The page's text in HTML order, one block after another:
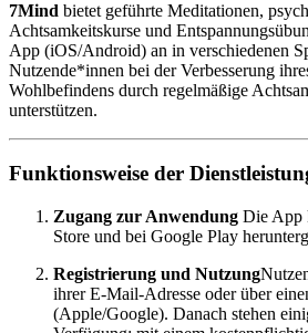
7Mind bietet geführte Meditationen,
Achtsamkeitskurse und
App (iOS/Android) an in verschiedenen
Nutzende*innen bei der Verbesserung
Wohlbefindens durch regelmäßige
unterstützen.
Funktionsweise der
Zugang zur Anwendung Die App
Store und bei Google Play
Registrierung und Nutzung
ihrer E-Mail-Adresse oder über
(Apple/Google). Danach stehen